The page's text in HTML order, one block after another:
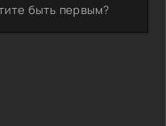
быть первым?